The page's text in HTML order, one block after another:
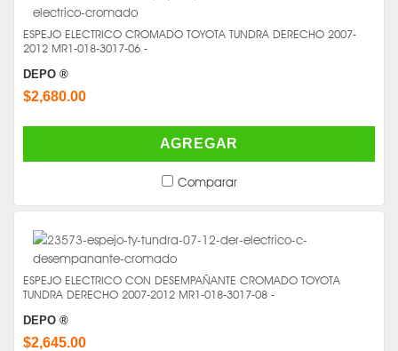
ESPEJO ELECTRICO CROMADO TOYOTA TUNDRA DERECHO 2007-
2012 MR1-018-3017-06 -
DEPO ®
$2,680.00
AGREGAR
Comparar
ESPEJO ELECTRICO CON DESEMPAÑANTE CROMADO TOYOTA
TUNDRA DERECHO 2007-2012 MR1-018-3017-08 -
DEPO ®
$2,645.00